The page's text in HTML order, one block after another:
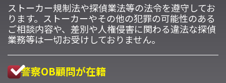
ストーカー規制法や探偵業法等の法令を遵守してお
ります。ストーカーやその他の犯罪の可能性のある
ご相談内容や、差別や人権侵害に関わる違法な探偵
業務等は一切お受けしておりません。
警察OB顧問が在籍